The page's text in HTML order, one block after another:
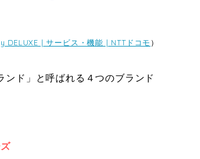
DELUXE | サービス・機能 | NTTドコモ ）
ンド」と呼ばれる４つのブランド